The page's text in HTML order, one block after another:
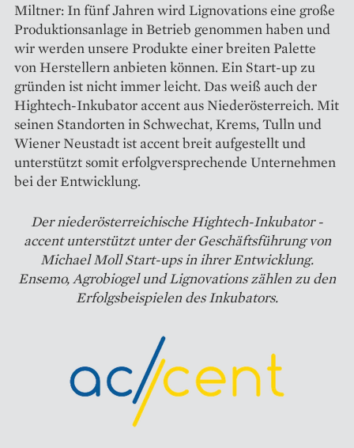
Miltner: In fünf Jahren wird ­Lignovations eine große
Produktionsanlage in Betrieb genommen haben und
wir werden unsere Produkte einer breiten Palette
von Herstellern anbieten können. Ein Start-up zu
gründen ist nicht immer leicht. Das weiß auch der
Hightech-Inkubator accent aus Niederösterreich. Mit
seinen Standorten in Schwechat, Krems, Tulln und
Wiener Neustadt ist accent breit aufgestellt und
unterstützt somit erfolgversprechende Unternehmen
bei der Entwicklung.
Der ­niederösterreichische Hightech-Inkubator ­
accent ­unterstützt unter der Geschäfts­führung von
Michael Moll Start-ups in ihrer Entwicklung.
Ensemo, ­Agrobiogel und Lignovations zählen zu den
­Erfolgsbeispielen des ­Inkubators.